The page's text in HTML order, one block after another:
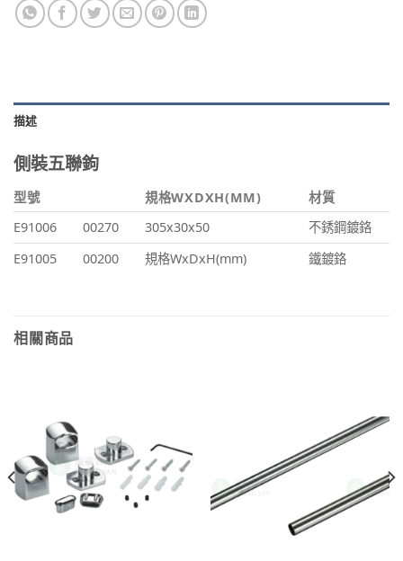
描述
側裝五聯鉤
型號 規格WXDXH(MM)
材質
E91006
00270 305x30x50
不銹鋼鍍鉻
E91005
00200 規格WxDxH(mm) 鐵鍍鉻
相關商品